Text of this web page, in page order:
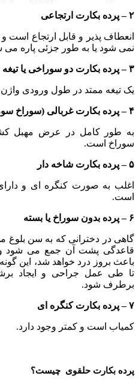
۲ – پرده بکارت ارتجاعی
انعطاف پذیر و قابل ارتجاع است و
نمی شود یا به طور جزئی پاره می
۳ – پرده بکارت دو سوراخی یا تیغه ای
یک تیغه ممتد در طول ورودی واژن
۴ – پرده بکارت غربالی (سوراخ سوراخ)
به طور کامل در عرض مهبل
سوراخ است.
۵ – پرده بکارت شاخه دار
اغلب به صورت کنگره ای و
است.
۶ – پرده بدون سوراخ یا بسته
گاهی در دخترانی که به سن
قاعدگی پشت آن جمع می شود و
باعث بروز درد خواهد شد، این
تا طی عمل جراحی و ایجاد
برطرف شود.
۷ – پرده بکارت کنگره ای
کمیاب است و کمتر وجود دارد.
پرده بکارت حلقوی چیست؟